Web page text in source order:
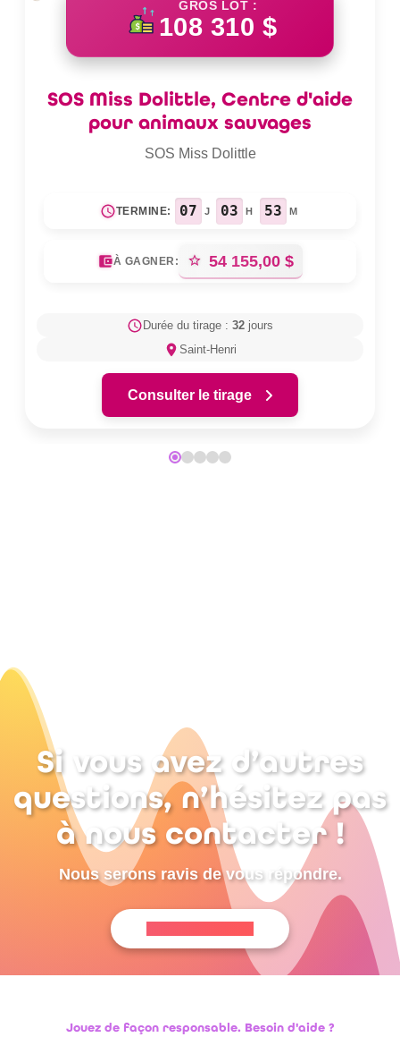
GROS LOT :
108 310 $
SOS Miss Dolittle, Centre d'aide
pour animaux sauvages
SOS Miss Dolittle
TERMINE: 07 J 03 H 53 M
À GAGNER: 54 155,00 $
Durée du tirage : 32 jours
Saint-Henri
Consulter le tirage
Si vous avez d’autres
questions, n’hésitez pas
à nous contacter !
Nous serons ravis de vous répondre.
Jouez de façon responsable. Besoin d'aide ?